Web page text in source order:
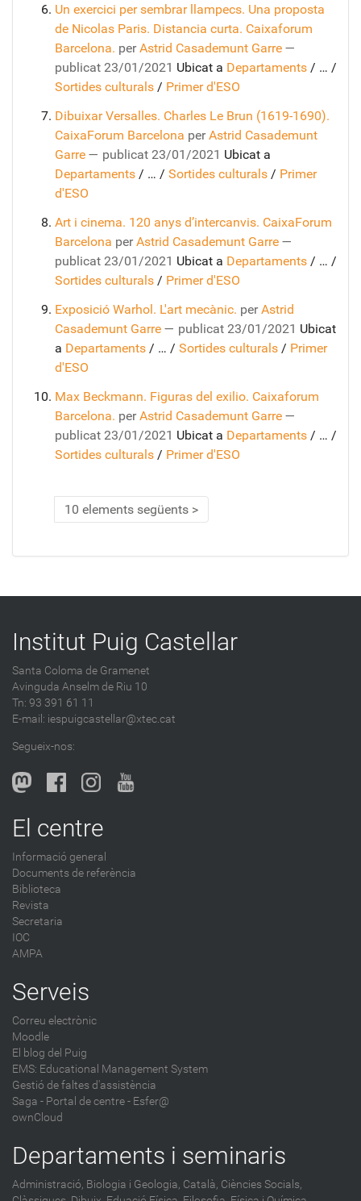
Un exercici per sembrar llampecs. Una proposta
de Nicolas Paris. Distancia curta. Caixaforum
Barcelona. perAstrid Casademunt Garre —
publicat 23/01/2021 Ubicat a Departaments / … /
Sortides culturals / Primer d'ESO
Dibuixar Versalles. Charles Le Brun (1619-1690).
CaixaForum Barcelona perAstrid Casademunt
Garre — publicat 23/01/2021 Ubicat a
Departaments / … / Sortides culturals / Primer
d'ESO
Art i cinema. 120 anys d’intercanvis. CaixaForum
Barcelona perAstrid Casademunt Garre —
publicat 23/01/2021 Ubicat a Departaments / … /
Sortides culturals / Primer d'ESO
Exposició Warhol. L'art mecànic. perAstrid
Casademunt Garre — publicat 23/01/2021 Ubicat
a Departaments / … / Sortides culturals / Primer
d'ESO
Max Beckmann. Figuras del exilio. Caixaforum
Barcelona. perAstrid Casademunt Garre —
publicat 23/01/2021 Ubicat a Departaments / … /
Sortides culturals / Primer d'ESO
10 elements següents
Institut Puig Castellar
Santa Coloma de Gramenet
Avinguda Anselm de Riu 10
Tn: 93 391 61 11
E-mail: iespuigcastellar@xtec.cat
Segueix-nos:
El centre
Informació general
Documents de referència
Biblioteca
Revista
Secretaria
IOC
AMPA
Serveis
Correu electrònic
Moodle
El blog del Puig
EMS: Educational Management System
Gestió de faltes d'assistència
Saga - Portal de centre - Esfer@
ownCloud
Departaments i seminaris
Administració, Biologia i Geologia, Català, Ciències Socials,